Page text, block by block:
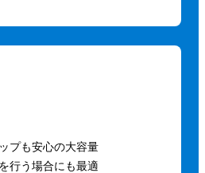
プも安心の大容量
行う場合にも最適